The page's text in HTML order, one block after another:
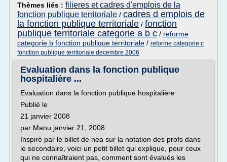
Thèmes liés : filieres et cadres d'emplois de la
fonction publique territoriale / cadres d emplois de
la fonction publique territoriale / fonction
publique territoriale categorie a b c / reforme
categorie b fonction publique territoriale / reforme categorie c
fonction publique territoriale decembre 2006
Evaluation dans la fonction publique
hospitalière ...
Evaluation dans la fonction publique hospitalière
Publié le
21 janvier 2008
par Manu janvier 21, 2008
Inspiré par le billet de nea sur la notation des profs dans
le secondaire, voici un petit billet qui explique, pour ceux
qui ne connaîtraient pas, comment sont évalués les